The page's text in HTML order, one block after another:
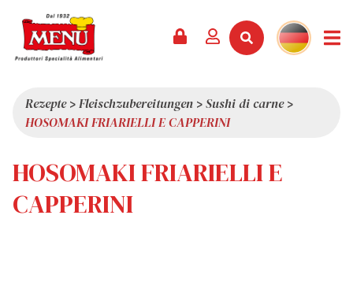
KATALOG
SERVICES
NEUHEITEN
PRÄMIEN
PRESSESCHAU
ÜBER UNS
QUALITÄT
WERTE
INTERESSANTES
SHOWROOM
Rezepte>Fleischzubereitungen >Sushi di carne>
HOSOMAKI FRIARIELLI E CAPPERINI
HOSOMAKI FRIARIELLI E
CAPPERINI